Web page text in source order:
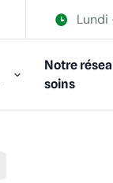
Lundi
Notre
soins